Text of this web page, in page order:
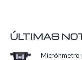
ÚLTIMAS
Micróhmetro